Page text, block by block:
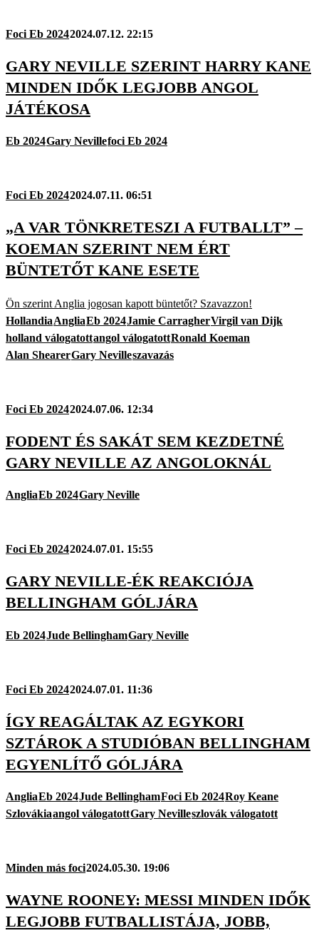
Foci Eb 20242024.07.12. 22:15
GARY NEVILLE SZERINT HARRY KANE
MINDEN IDŐK LEGJOBB ANGOL
JÁTÉKOSA
Eb 2024Gary Nevillefoci Eb 2024
Foci Eb 20242024.07.11. 06:51
„A VAR TÖNKRETESZI A FUTBALLT” –
KOEMAN SZERINT NEM ÉRT
BÜNTETŐT KANE ESETE
Ön szerint Anglia jogosan kapott büntetőt? Szavazzon!
HollandiaAngliaEb 2024Jamie CarragherVirgil van Dijk
holland válogatottangol válogatottRonald Koeman
Alan ShearerGary Nevilleszavazás
Foci Eb 20242024.07.06. 12:34
FODENT ÉS SAKÁT SEM KEZDETNÉ
GARY NEVILLE AZ ANGOLOKNÁL
AngliaEb 2024Gary Neville
Foci Eb 20242024.07.01. 15:55
GARY NEVILLE-ÉK REAKCIÓJA
BELLINGHAM GÓLJÁRA
Eb 2024Jude BellinghamGary Neville
Foci Eb 20242024.07.01. 11:36
ÍGY REAGÁLTAK AZ EGYKORI
SZTÁROK A STUDIÓBAN BELLINGHAM
EGYENLÍTŐ GÓLJÁRA
AngliaEb 2024Jude BellinghamFoci Eb 2024Roy Keane
Szlovákiaangol válogatottGary Nevilleszlovák válogatott
Minden más foci2024.05.30. 19:06
WAYNE ROONEY: MESSI MINDEN IDŐK
LEGJOBB FUTBALLISTÁJA, JOBB,